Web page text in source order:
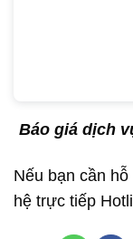
Báo giá dịch
Nếu bạn cần
hệ trực tiếp